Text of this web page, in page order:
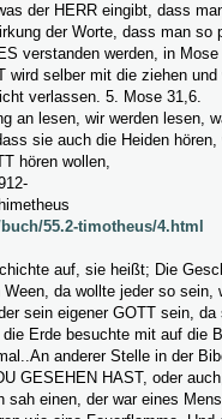
der HERR eingibt, dass
der Worte, dass man so
verstanden werden, in
wird selber mit die ziehen und
verlassen. 5. Mose 31,6.
an lesen, wir werden lesen,
sie auch die Heiden
hören wollen,
55.2-timotheus/4.html
auf, sie heißt; Die
da wollte jeder so sein,
sein eigener GOTT sein, da
Erde besuchte mit auf die
anderer Stelle in der
GESEHEN HAST, oder
sah einen, der war eines